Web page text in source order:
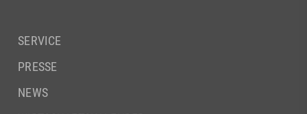
SERVICE
PRESSE
NEWS